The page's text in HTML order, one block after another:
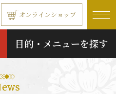
オンラインショップ
目的・メニューを探す